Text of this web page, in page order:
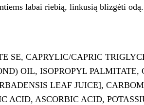
labai riebią, linkusią blizgėti odą.
SE, CAPRYLIC/CAPRIC
OIL, ISOPROPYL
LEAF JUICE],
ACID, ASCORBIC ACID,